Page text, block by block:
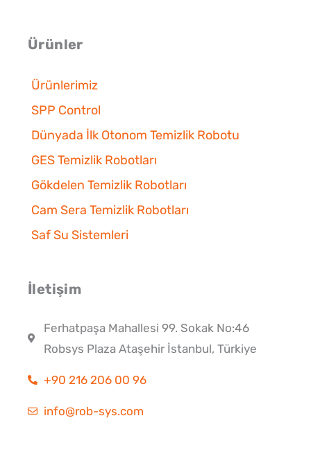
Ürünler
Ürünlerimiz
SPP Control
Dünyada İlk Otonom Temizlik Robotu
GES Temizlik Robotları
Gökdelen Temizlik Robotları
Cam Sera Temizlik Robotları
Saf Su Sistemleri
İletişim
Ferhatpaşa Mahallesi 99. Sokak No:46
Robsys Plaza Ataşehir İstanbul, Türkiye
+90 216 206 00 96
info@rob-sys.com